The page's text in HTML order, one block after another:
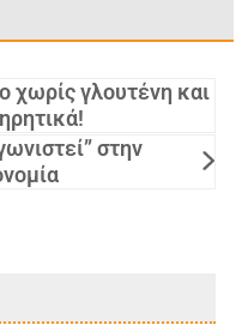
χωρίς γλουτένη και
στην